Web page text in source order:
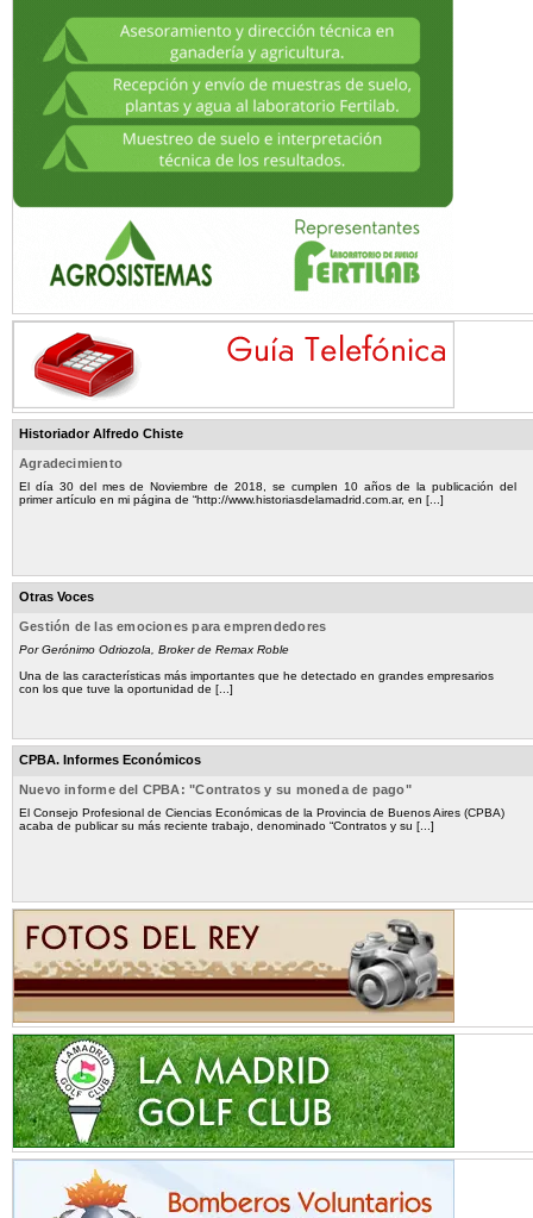
Historiador Alfredo Chiste
Agradecimiento
El día 30 del mes de Noviembre de 2018, se cumplen 10 años de la publicación del
primer artículo en mi página de “http://www.historiasdelamadrid.com.ar, en [...]
Otras Voces
Gestión de las emociones para emprendedores
Por Gerónimo Odriozola, Broker de Remax Roble
Una de las características más importantes que he detectado en grandes empresarios
con los que tuve la oportunidad de [...]
CPBA. Informes Económicos
Nuevo informe del CPBA: "Contratos y su moneda de pago"
El Consejo Profesional de Ciencias Económicas de la Provincia de Buenos Aires (CPBA)
acaba de publicar su más reciente trabajo, denominado “Contratos y su [...]